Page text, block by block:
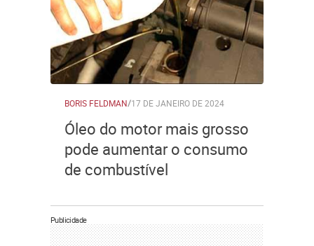
BORIS FELDMAN/17 DE JANEIRO DE 2024
Óleo do motor mais grosso
pode aumentar o consumo
de combustível
Publicidade